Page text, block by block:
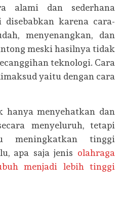
alami dan sederhana
karena cara-
menyenangkan, dan
meski hasilnya tidak
teknologi. Cara
yaitu dengan cara
hanya menyehatkan dan
menyeluruh, tetapi
meningkatkan tinggi
apa saja jenis olahraga
menjadi lebih tinggi